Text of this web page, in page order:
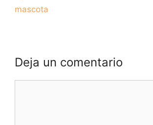
mascota
Deja un comentario